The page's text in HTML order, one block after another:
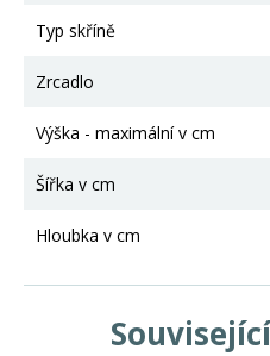
Typ skříně
Zrcadlo
Výška - maximální v cm
Šířka v cm
Hloubka v cm